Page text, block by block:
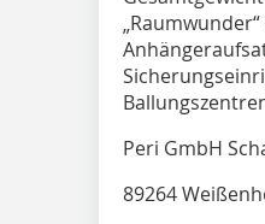
Peri GmbH
89264